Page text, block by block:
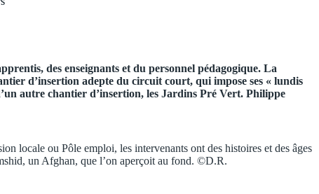
des enseignants et du personnel pédagogique. La
d’insertion adepte du circuit court, qui impose ses « lundis
autre chantier d’insertion, les Jardins Pré Vert. Philippe
locale ou Pôle emploi, les intervenants ont des histoires et des âges
un Afghan, que l’on aperçoit au fond. ©D.R.